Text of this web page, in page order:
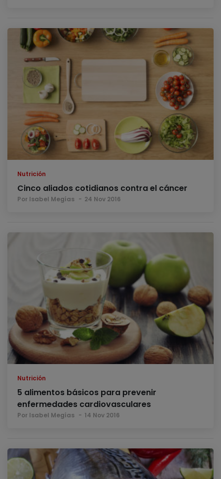
Nutrición
Cinco aliados cotidianos contra el cáncer
Por Isabel Megías 24 Nov 2016
Nutrición
5 alimentos básicos para prevenir
enfermedades cardiovasculares
Por Isabel Megías 14 Nov 2016